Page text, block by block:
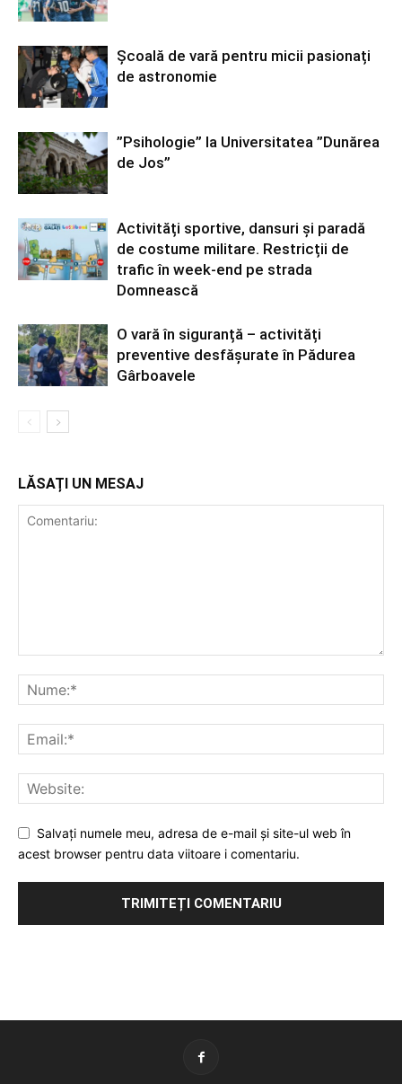
Școală de vară pentru micii pasionați
de astronomie
”Psihologie” la Universitatea ”Dunărea
de Jos”
Activități sportive, dansuri și paradă
de costume militare. Restricții de
trafic în week-end pe strada
Domnească
O vară în siguranță – activități
preventive desfășurate în Pădurea
Gârboavele
LĂSAȚI UN MESAJ
Salvați numele meu, adresa de e-mail și site-ul web în
acest browser pentru data viitoare i comentariu.